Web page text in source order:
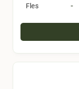
Fles -